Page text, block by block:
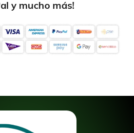
y mucho más!